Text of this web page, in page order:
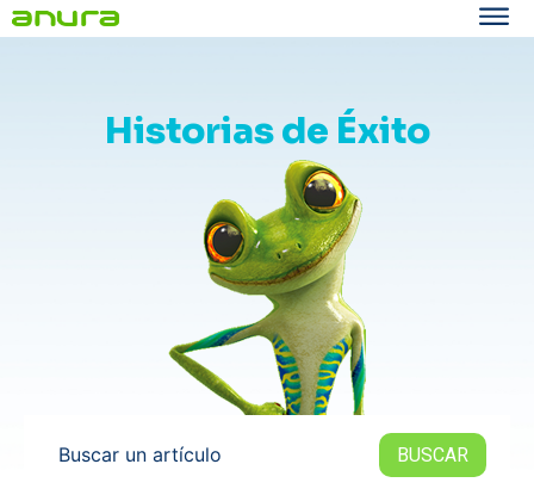
Historias de Éxito
Buscar un artículo BUSCAR